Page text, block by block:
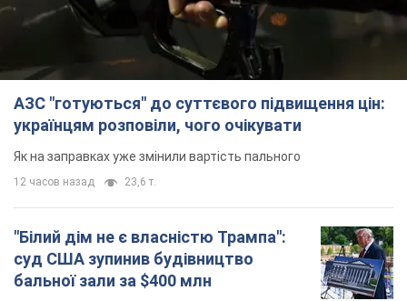
АЗС "готуються" до суттєвого підвищення цін:
українцям розповіли, чого очікувати
Як на заправках уже змінили вартість пального
12 часов назад 23,6 т.
"Білий дім не є власністю Трампа":
суд США зупинив будівництво
бальної зали за $400 млн